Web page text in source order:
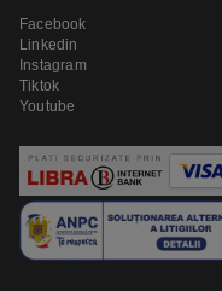
Facebook
Linkedin
Instagram
Tiktok
Youtube